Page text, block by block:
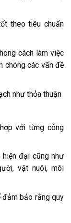
theo tiêu chuẩn
cách làm việc
chóng các vấn đề
như thỏa thuận
với từng công
hiện đại cũng như
vật nuôi, môi
bảo rằng quy